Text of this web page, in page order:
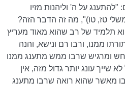
על ה' וליהנות מזיו
טז, טו)", מה זה הדבר הזה?
תלמיד של רב שהוא מאוד מעריץ
ממנו, ורבו רם ונישא, והנה
ומרגיש שרבו ממש מתענג ממנו
לא שייך עונג יותר גדול מזה, אין
מאשר שהוא רואה שרבו מתענג